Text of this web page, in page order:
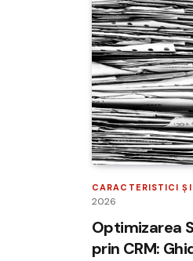
CARACTERISTICI
2026
Optimizarea
prin CRM: